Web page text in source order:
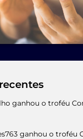
ganhou o troféu
ganhou o troféu